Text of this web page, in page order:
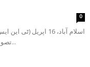
0
اسلام آباد، 16
تصویری نمائش کا انعقاد کیا گیا۔ نمائش میں پاکستان...